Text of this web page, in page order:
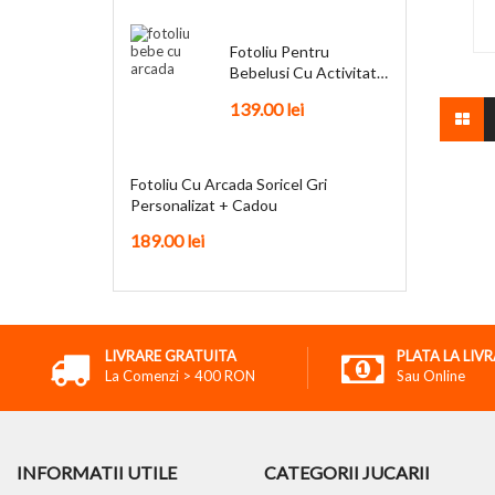
Fotoliu Pentru
Bebelusi Cu Activitati
139.00lei
Fotoliu Cu Arcada Soricel Gri
Personalizat + Cadou
189.00lei
LIVRARE GRATUITA
La Comenzi > 400 RON
PLATA LA
Sau Online
INFORMATII UTILE CATEGORII JUCARII